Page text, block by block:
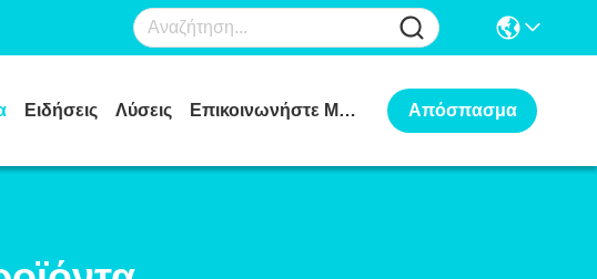
Ειδήσεις Λύσεις Επικοινωνήστε Μαζί Μας Απόσπασμα